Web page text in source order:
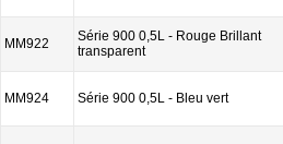
MM922
Série 900 0,5L - Rouge Brillant
transparent
MM924 Série 900 0,5L - Bleu vert